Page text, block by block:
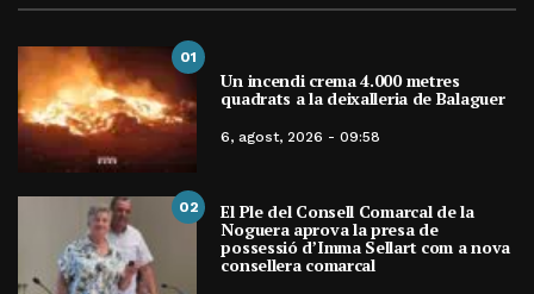
01
Un incendi crema 4.000 metres
quadrats a la deixalleria de Balaguer
6, agost, 2026 - 09:58
02 El Ple del Consell Comarcal de la
Noguera aprova la presa de
possessió d’Imma Sellart com a nova
consellera comarcal